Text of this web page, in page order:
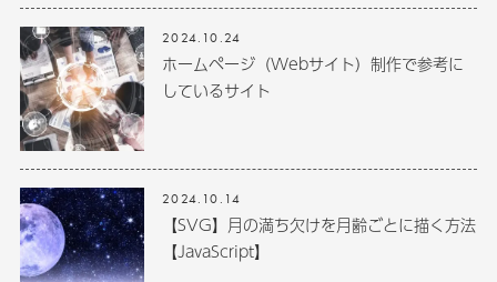
2024.10.24
ホームページ（Webサイト）制作で参考に
しているサイト
2024.10.14
【SVG】月の満ち欠けを月齢ごとに描く方法
【JavaScript】